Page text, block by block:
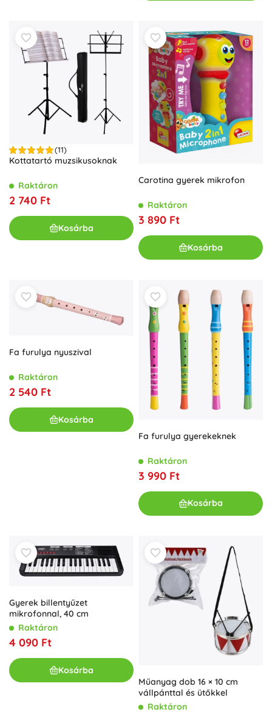
(11)
Kottatartó muzsikusoknak
Raktáron
2 740 Ft
Kosárba
Carotina gyerek mikrofon
Raktáron
3 890 Ft
Kosárba
Fa furulya nyuszival
Raktáron
2 540 Ft
Kosárba
Fa furulya gyerekeknek
Raktáron
3 990 Ft
Kosárba
Gyerek billentyűzet
mikrofonnal, 40 cm
Raktáron
4 090 Ft
Kosárba
Műanyag dob 16 × 10 cm
vállpánttal és ütőkkel
Raktáron